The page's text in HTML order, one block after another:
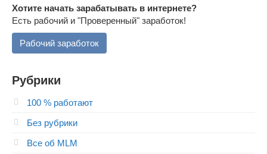
Хотите начать зарабатывать в интернете?
Есть рабочий и "Проверенный" заработок!
Рабочий заработок
Рубрики
100 % работают
Без рубрики
Все об MLM